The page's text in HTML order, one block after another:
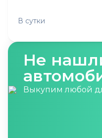
В сутки
Не
Выкупим любой